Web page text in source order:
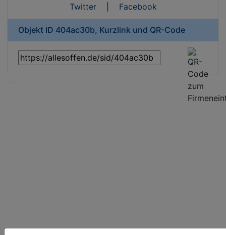
Twitter| Facebook
Objekt ID 404ac30b, Kurzlink und QR-Code